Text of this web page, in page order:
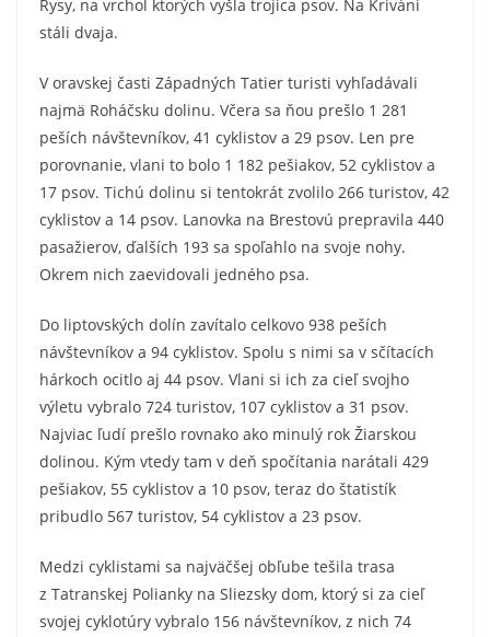
Rysy, na vrchol ktorých vyšla trojica psov. Na Kriváni
stáli dvaja.
V oravskej časti Západných Tatier turisti vyhľadávali
najmä Roháčsku dolinu. Včera sa ňou prešlo 1 281
peších návštevníkov, 41 cyklistov a 29 psov. Len pre
porovnanie, vlani to bolo 1 182 pešiakov, 52 cyklistov a
17 psov. Tichú dolinu si tentokrát zvolilo 266 turistov, 42
cyklistov a 14 psov. Lanovka na Brestovú prepravila 440
pasažierov, ďalších 193 sa spoľahlo na svoje nohy.
Okrem nich zaevidovali jedného psa.
Do liptovských dolín zavítalo celkovo 938 peších
návštevníkov a 94 cyklistov. Spolu s nimi sa v sčítacích
hárkoch ocitlo aj 44 psov. Vlani si ich za cieľ svojho
výletu vybralo 724 turistov, 107 cyklistov a 31 psov.
Najviac ľudí prešlo rovnako ako minulý rok Žiarskou
dolinou. Kým vtedy tam v deň spočítania narátali 429
pešiakov, 55 cyklistov a 10 psov, teraz do štatistík
pribudlo 567 turistov, 54 cyklistov a 23 psov.
Medzi cyklistami sa najväčšej obľube tešila trasa
z Tatranskej Polianky na Sliezsky dom, ktorý si za cieľ
svojej cyklotúry vybralo 156 návštevníkov, z nich 74